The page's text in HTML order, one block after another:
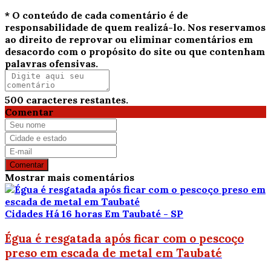
* O conteúdo de cada comentário é de
responsabilidade de quem realizá-lo. Nos reservamos
ao direito de reprovar ou eliminar comentários em
desacordo com o propósito do site ou que contenham
palavras ofensivas.
500 caracteres restantes.
Comentar
Comentar
Mostrar mais comentários
Cidades Há 16 horas Em Taubaté - SP
Égua é resgatada após ficar com o pescoço
preso em escada de metal em Taubaté